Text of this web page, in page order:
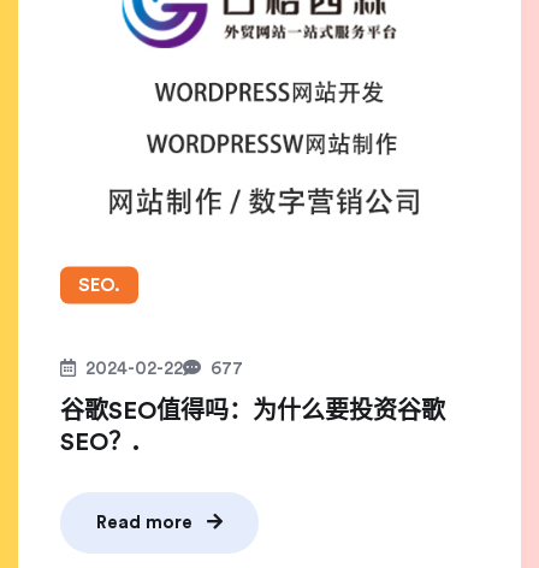
SEO.
2024-02-22 677
谷歌SEO值得吗：为什么要投资谷歌
SEO？.
Read more